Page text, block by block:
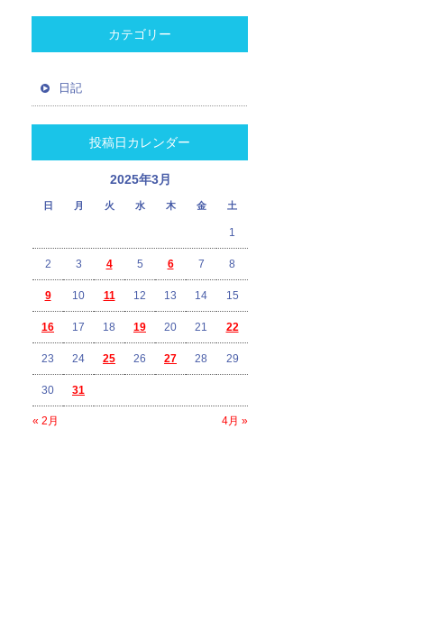
カテゴリー
日記
投稿日カレンダー
2025年3月
日 月 火 水 木 金 土
« 2月 4月 »
1
2 3 4 5 6 7 8
9 10 11 12 13 14 15
16 17 18 19 20 21 22
23 24 25 26 27 28 29
30 31